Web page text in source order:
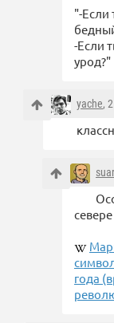
"-Если
-Если
урод?"
yache,
года